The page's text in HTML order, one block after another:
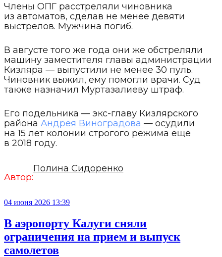
Члены ОПГ расстреляли чиновника
из автоматов, сделав не менее девяти
выстрелов. Мужчина погиб.
В августе того же года они же обстреляли
машину заместителя главы администрации
Кизляра — выпустили не менее 30 пуль.
Чиновник выжил, ему помогли врачи. Суд
также назначил Муртазалиеву штраф.
Его подельника — экс-главу Кизлярского
района Андрея Виноградова — осудили
на 15 лет колонии строгого режима еще
в 2018 году.
Автор:
Полина Сидоренко
04 июня 2026 13:39
В аэропорту Калуги сняли
ограничения на прием и выпуск
самолетов